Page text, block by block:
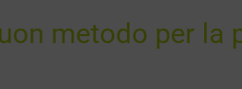
metodo per la